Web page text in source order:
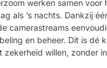
werken samen voor
als ’s nachts. Dankzij
camerastreams
en beheer. Dit is dé
zekerheid willen, zonder